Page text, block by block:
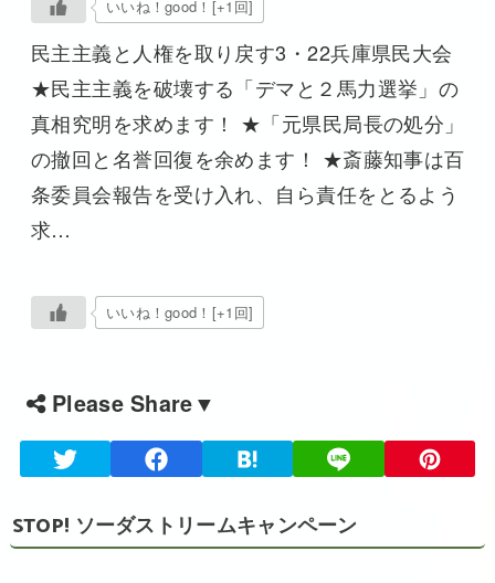
いいね！good！[+1回]
民主主義と人権を取り戻す3・22兵庫県民大会
★民主主義を破壊する「デマと２馬力選挙」の
真相究明を求めます！ ★「元県民局長の処分」
の撤回と名誉回復を余めます！ ★斎藤知事は百
条委員会報告を受け入れ、自ら責任をとるよう
求…
いいね！good！[+1回]
Please Share▼
STOP! ソーダストリームキャンペーン